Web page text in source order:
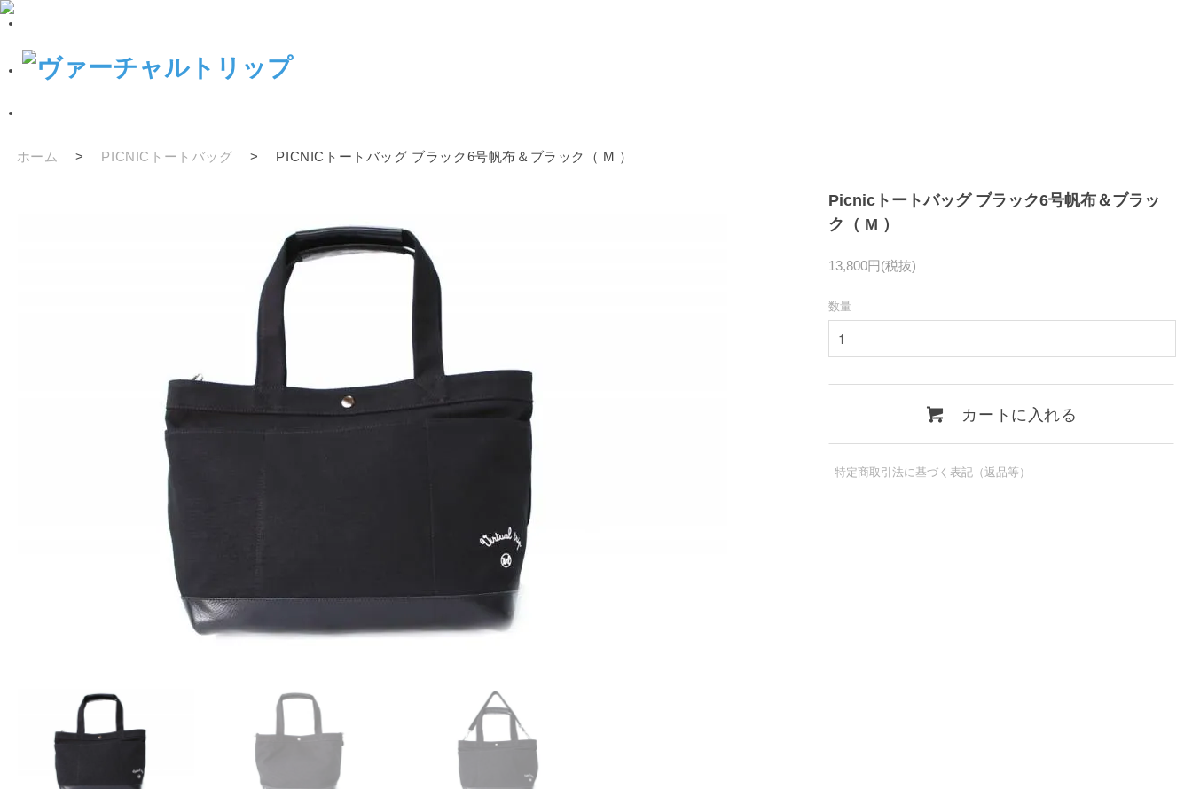
ホーム > PICNICトートバッグ > PICNICトートバッグ ブラック6号帆布＆ブラック（ M ）
Picnicトートバッグ ブラック6号帆布＆ブラッ
ク（ M ）
13,800円(税抜)
数量
カートに入れる
特定商取引法に基づく表記（返品等）